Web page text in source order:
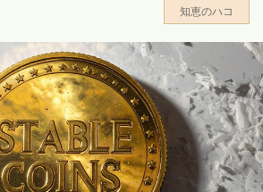
知恵のハコ